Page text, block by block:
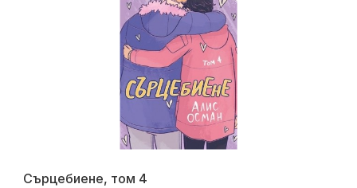
Сърцебиене, том 4